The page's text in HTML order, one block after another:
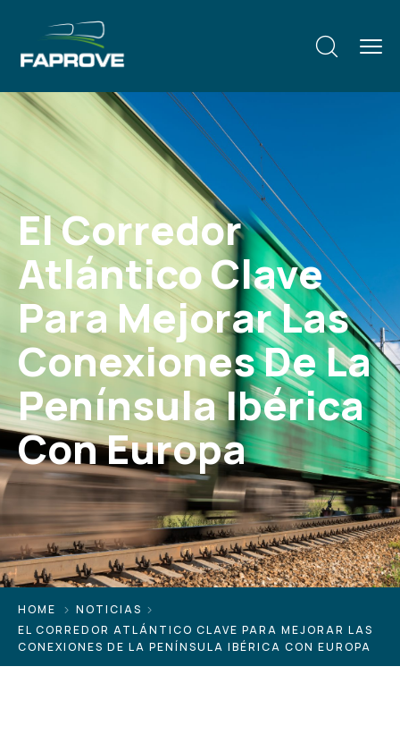
El Corredor
Atlántico Clave
Para Mejorar Las
Conexiones De La
Península Ibérica
Con Europa
HOME
NOTICIAS
EL CORREDOR ATLÁNTICO CLAVE PARA MEJORAR LAS
CONEXIONES DE LA PENÍNSULA IBÉRICA CON EUROPA